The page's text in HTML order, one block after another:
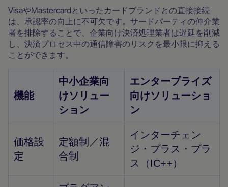
VisaやMastercardといったカードブランドとの直接接続
は、承認率の向上に不可欠です。サードパーティの仲介業
者を排除することで、企業向け決済処理業者は遅延を削減
し、決済プロセス中の通信障害のリスクを最小限に抑える
ことができます。
機能
中小企業向
けソリュー
ション
エンタープライズ
向けソリューショ
ン
価格設
定
定額制／混
合制
インターチェン
ジ・プラス・プラ
ス（IC++）